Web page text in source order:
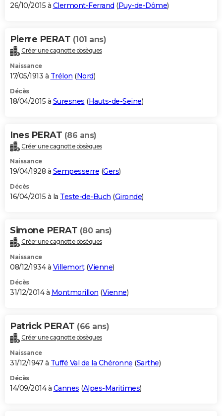
26/10/2015 à Clermont-Ferrand (Puy-de-Dôme)
Pierre PERAT (101 ans)
Créer une cagnotte obsèques
Naissance
17/05/1913 à Trélon (Nord)
Décès
18/04/2015 à Suresnes (Hauts-de-Seine)
Ines PERAT (86 ans)
Créer une cagnotte obsèques
Naissance
19/04/1928 à Sempesserre (Gers)
Décès
16/04/2015 à la Teste-de-Buch (Gironde)
Simone PERAT (80 ans)
Créer une cagnotte obsèques
Naissance
08/12/1934 à Villemort(Vienne)
Décès
31/12/2014 à Montmorillon (Vienne)
Patrick PERAT (66 ans)
Créer une cagnotte obsèques
Naissance
31/12/1947 à Tuffé Val de la Chéronne (Sarthe)
Décès
14/09/2014 à Cannes (Alpes-Maritimes)